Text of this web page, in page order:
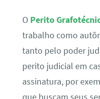
O Perito
trabalho como
tanto pelo poder
perito judicial em
assinatura, por